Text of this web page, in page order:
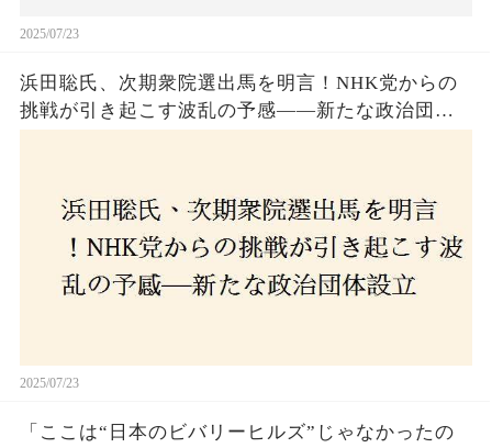
2025/07/23
浜田聡氏、次期衆院選出馬を明言！NHK党からの
挑戦が引き起こす波乱の予感——新たな政治団体
2025/07/23
「ここは“日本のビバリーヒルズ”じゃなかったの